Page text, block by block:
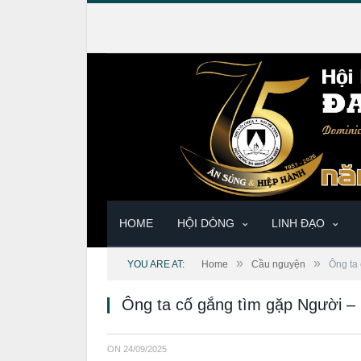
HOME HỘI DÒNG LINH ĐẠO
YOU ARE AT: Home » Cầu nguyện » Ông ta
Ông ta cố gắng tìm gặp Người –
ON 24/09/2025